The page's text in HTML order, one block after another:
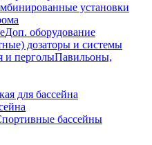
установки
Доп. оборудование
дозаторы и системы
Павильоны,
для бассейна
бассейны